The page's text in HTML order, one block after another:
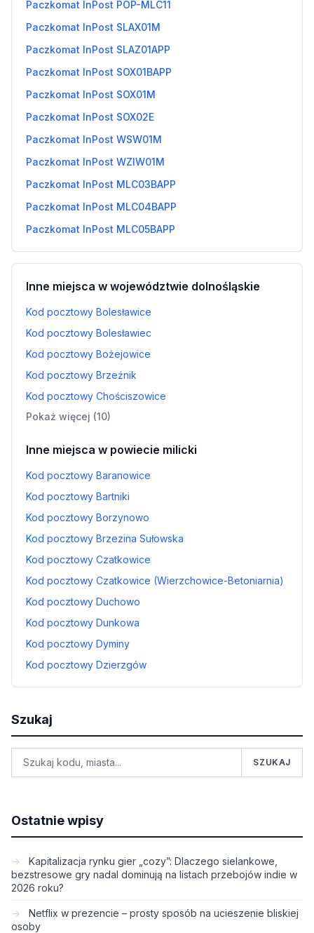
Paczkomat InPost POP-MLC11
Paczkomat InPost SLAX01M
Paczkomat InPost SLAZ01APP
Paczkomat InPost SOX01BAPP
Paczkomat InPost SOX01M
Paczkomat InPost SOX02E
Paczkomat InPost WSW01M
Paczkomat InPost WZIW01M
Paczkomat InPost MLC03BAPP
Paczkomat InPost MLC04BAPP
Paczkomat InPost MLC05BAPP
Inne miejsca w województwie dolnośląskie
Kod pocztowy Bolesławice
Kod pocztowy Bolesławiec
Kod pocztowy Bożejowice
Kod pocztowy Brzeźnik
Kod pocztowy Chościszowice
Pokaż więcej (10)
Inne miejsca w powiecie milicki
Kod pocztowy Baranowice
Kod pocztowy Bartniki
Kod pocztowy Borzynowo
Kod pocztowy Brzezina Sułowska
Kod pocztowy Czatkowice
Kod pocztowy Czatkowice (Wierzchowice-Betoniarnia)
Kod pocztowy Duchowo
Kod pocztowy Dunkowa
Kod pocztowy Dyminy
Kod pocztowy Dzierzgów
Szukaj
SZUKAJ
Ostatnie wpisy
Kapitalizacja rynku gier „cozy”: Dlaczego sielankowe,
bezstresowe gry nadal dominują na listach przebojów indie w
2026 roku?
Netflix w prezencie – prosty sposób na ucieszenie bliskiej
osoby